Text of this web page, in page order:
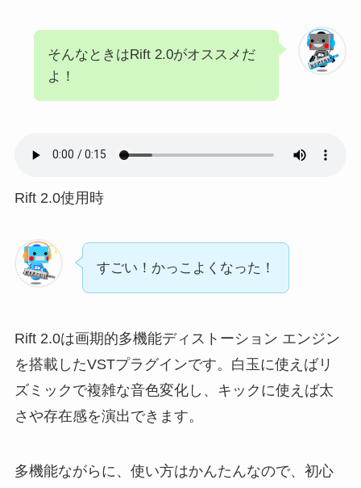
そんなときはRift 2.0がオススメだ
よ！
Rift 2.0使用時
すごい！かっこよくなった！
Rift 2.0は画期的多機能ディストーション エンジン
を搭載したVSTプラグインです。白玉に使えばリ
ズミックで複雑な音色変化し、キックに使えば太
さや存在感を演出できます。
多機能ながらに、使い方はかんたんなので、初心